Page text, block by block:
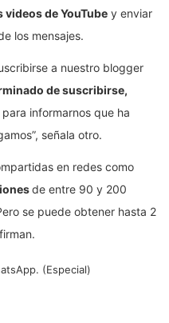
videos de YouTube y enviar
los mensajes.
a nuestro blogger
de suscribirse,
para informarnos que ha
señala otro.
en redes como
de entre 90 y 200
se puede obtener hasta 2